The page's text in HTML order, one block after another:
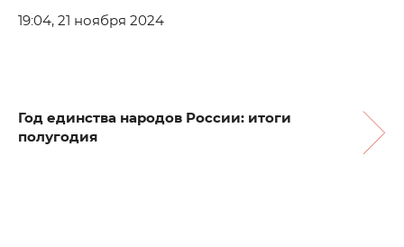
19:04, 21 ноября 2024
Год единства народов России: итоги
полугодия